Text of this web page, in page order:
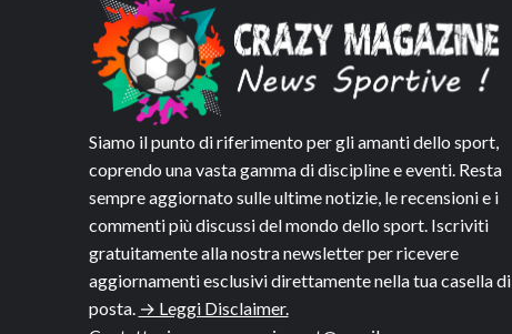
Siamo il punto di riferimento per gli amanti dello sport,
coprendo una vasta gamma di discipline e eventi. Resta
sempre aggiornato sulle ultime notizie, le recensioni e i
commenti più discussi del mondo dello sport. Iscriviti
gratuitamente alla nostra newsletter per ricevere
aggiornamenti esclusivi direttamente nella tua casella di
posta. → Leggi Disclaimer.